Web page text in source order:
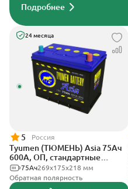
Подробнее
24 месяца
5 Россия
Tyumen (ТЮМЕНЬ) Asia 75Ач
600А, ОП, стандартные
клеммы269х175х218 мм
75Ач
Обратная полярность